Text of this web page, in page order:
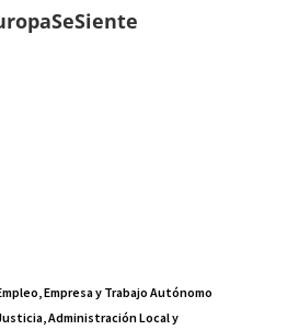
Empresa y Trabajo Autónomo
Administración Local y